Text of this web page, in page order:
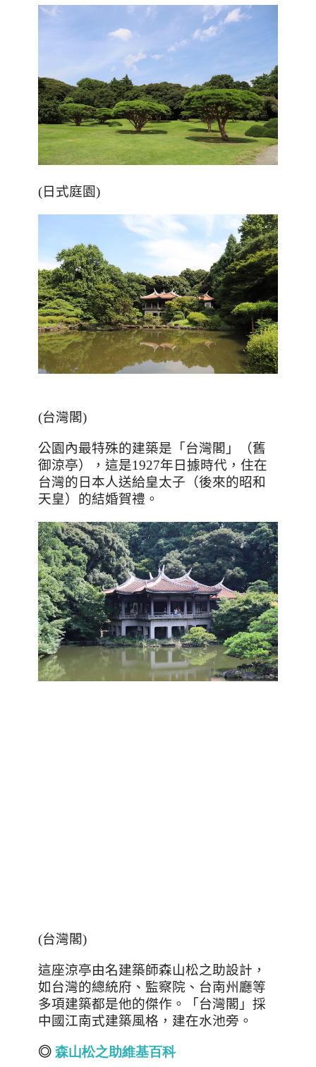
(日式庭園)
(台灣閣)
公園內最特殊的建築是「台灣閣」（舊
御涼亭），這是1927年日據時代，住在
台灣的日本人送給皇太子（後來的昭和
天皇）的結婚賀禮。
(台灣閣)
這座涼亭由名建築師森山松之助設計，
如台灣的總統府、監察院、台南州廳等
多項建築都是他的傑作。「台灣閣」採
中國江南式建築風格，建在水池旁。
◎ 森山松之助維基百科